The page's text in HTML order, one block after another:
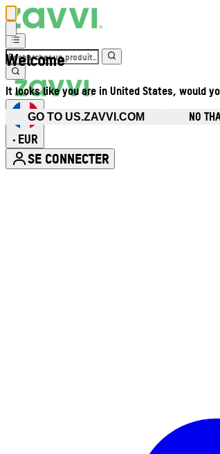
Welcome
It looks like you are in United States, would
GO TO US.ZAVVI.COM NO
• EUR
SE CONNECTER